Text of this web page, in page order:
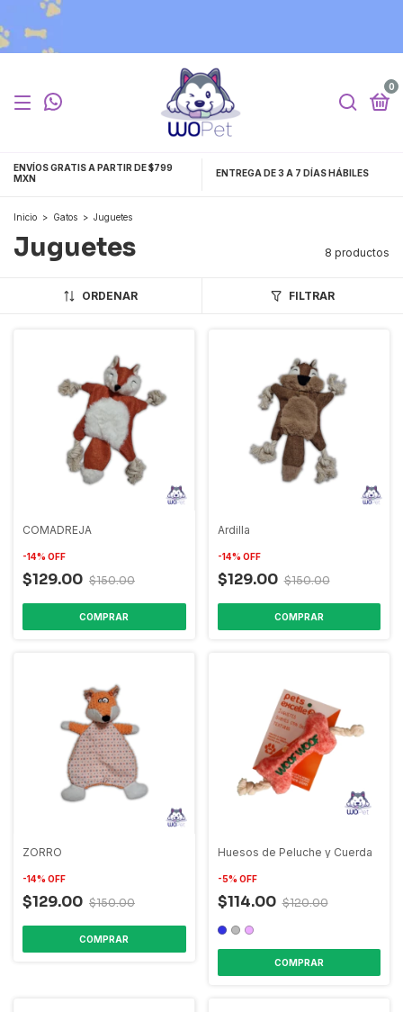
0
ENVÍOS GRATIS A PARTIR DE $799
MXN
ENTREGA DE 3 A 7 DÍAS HÁBILES
Inicio > Gatos > Juguetes
Juguetes 8 productos
ORDENAR FILTRAR
COMADREJA
-14% OFF
$129.00 $150.00
Ardilla
-14% OFF
$129.00 $150.00
ZORRO
-14% OFF
$129.00 $150.00
Huesos de Peluche y Cuerda
-5% OFF
$114.00 $120.00
COMPRAR